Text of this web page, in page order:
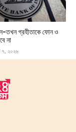
তখন গ্রহীতাকে ফোন ও
না
৭, ২০২৬